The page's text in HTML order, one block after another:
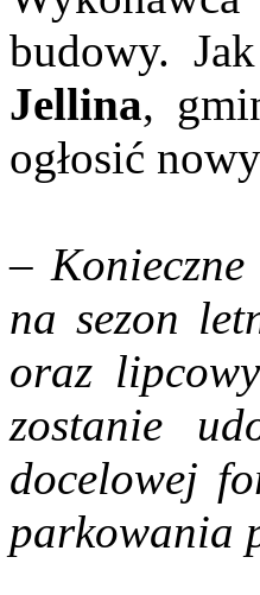
budowy.
Jellina,
ogłosić
–
na sezon
oraz
zostanie
docelowej
parkowania